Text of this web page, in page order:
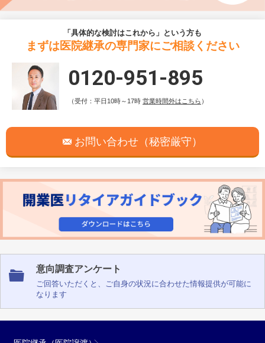
「具体的な検討はこれから」という方も
まずは医院継承の専門家にご相談ください
0120-951-895
（受付：平日10時～17時 営業時間外はこちら ）
お問い合わせ（秘密厳守）
意向調査アンケート
ご回答いただくと、ご自身の状況に合わせた情報提供が可能に
なります